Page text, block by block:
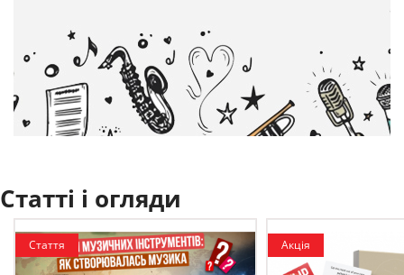
Статті і огляди
Стаття Акція